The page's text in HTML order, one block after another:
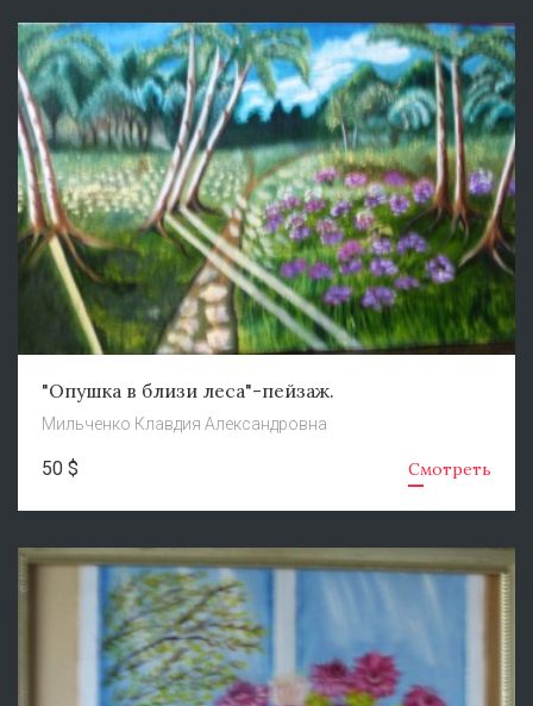
"Опушка в близи леса"-пейзаж.
Мильченко Клавдия Александровна
50 $ Смотреть